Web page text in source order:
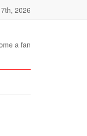
2026
a fan